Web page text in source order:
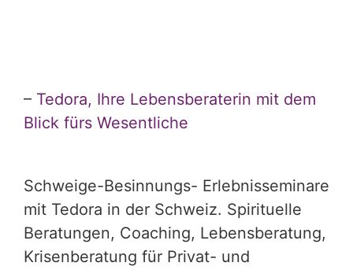
– Tedora, Ihre Lebensberaterin mit dem
Blick fürs Wesentliche
Schweige-Besinnungs- Erlebnisseminare
mit Tedora in der Schweiz. Spirituelle
Beratungen, Coaching, Lebensberatung,
Krisenberatung für Privat- und